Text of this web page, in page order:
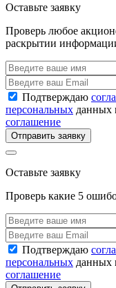
Оставьте заявку
Проверь любое
раскрытии
Подтверждаю
персональных данных
соглашение
Отправить заявку
Оставьте заявку
Проверь какие 5
Подтверждаю
персональных данных
соглашение